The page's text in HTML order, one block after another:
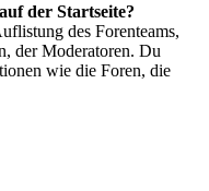
der Startseite?
des Forenteams,
der Moderatoren. Du
wie die Foren, die